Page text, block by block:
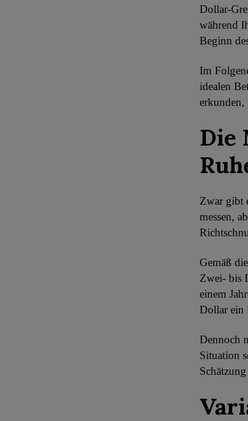
Dollar-
während
Beginn
Im
idealen
erkunden,
Die
Zwar gibt
messen,
Gemäß
Zwei- bis
einem
Dollar ein
Dennoch
Situation